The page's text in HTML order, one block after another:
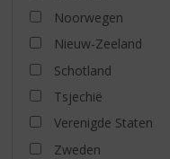
Noorwegen
Nieuw-Zeeland
Schotland
Tsjechië
Verenigde Staten
Zweden